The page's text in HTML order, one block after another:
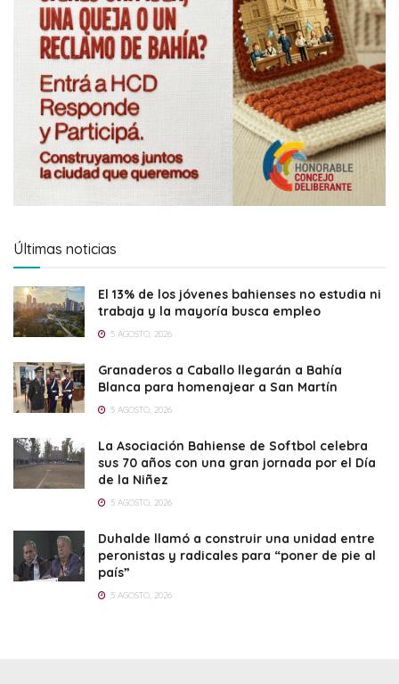
Últimas noticias
El 13% de los jóvenes bahienses no estudia ni
trabaja y la mayoría busca empleo
5 AGOSTO, 2026
Granaderos a Caballo llegarán a Bahía
Blanca para homenajear a San Martín
5 AGOSTO, 2026
La Asociación Bahiense de Softbol celebra
sus 70 años con una gran jornada por el Día
de la Niñez
5 AGOSTO, 2026
Duhalde llamó a construir una unidad entre
peronistas y radicales para “poner de pie al
país”
5 AGOSTO, 2026